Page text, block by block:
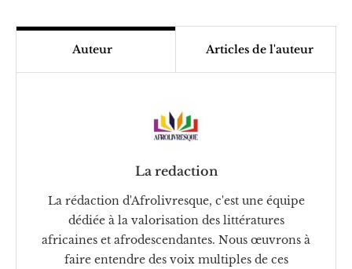
Auteur Articles de l'auteur
La redaction
La rédaction d'Afrolivresque, c'est une équipe
dédiée à la valorisation des littératures
africaines et afrodescendantes. Nous œuvrons à
faire entendre des voix multiples de ces